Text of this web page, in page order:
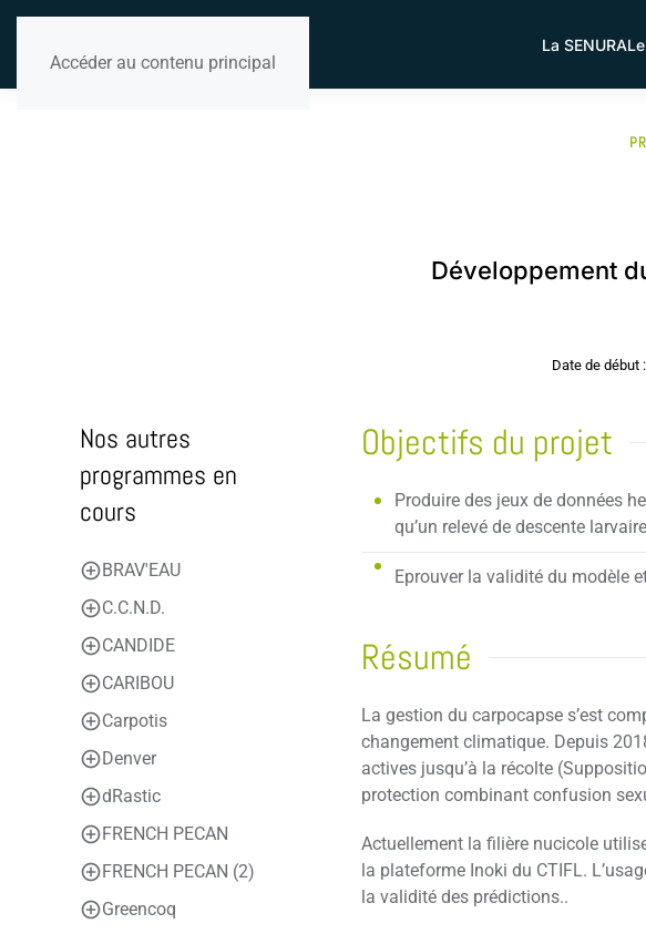
Accéder au contenu principal
La SENURA
Développement
Date de début :
Nos autres
programmes en
cours
BRAV'EAU
C.C.N.D.
CANDIDE
CARIBOU
Carpotis
Denver
dRastic
FRENCH PECAN
FRENCH PECAN (2)
Greencoq
Objectifs du projet
Produire des jeux de données
qu’un relevé de descente
Eprouver la validité du modèle
Résumé
La gestion du carpocapse s’est
changement climatique. Depuis
actives jusqu’à la récolte
protection combinant confusion
Actuellement la filière nucicole
la plateforme Inoki du CTIFL.
la validité des prédictions..